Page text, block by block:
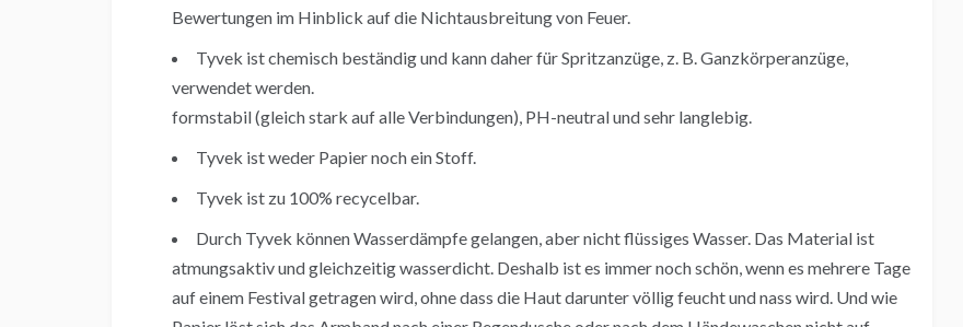
Bewertungen im Hinblick auf die Nichtausbreitung von Feuer.
Tyvek ist chemisch beständig und kann daher für Spritzanzüge, z. B. Ganzkörperanzüge,
verwendet werden.
formstabil (gleich stark auf alle Verbindungen), PH-neutral und sehr langlebig.
Tyvek ist weder Papier noch ein Stoff.
Tyvek ist zu 100% recycelbar.
Durch Tyvek können Wasserdämpfe gelangen, aber nicht flüssiges Wasser. Das Material ist
atmungsaktiv und gleichzeitig wasserdicht. Deshalb ist es immer noch schön, wenn es mehrere Tage
auf einem Festival getragen wird, ohne dass die Haut darunter völlig feucht und nass wird. Und wie